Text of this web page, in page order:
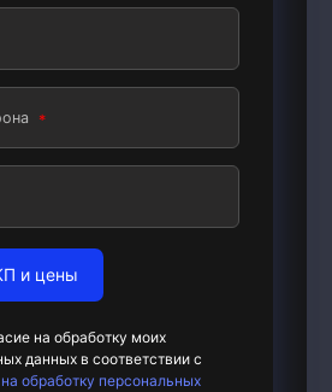
и цены
на обработку моих
данных в соответствии с
обработку персональных